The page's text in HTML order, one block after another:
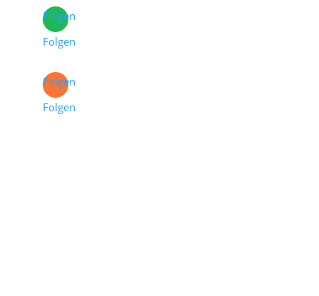
Folgen
Folgen
Folgen
Folgen